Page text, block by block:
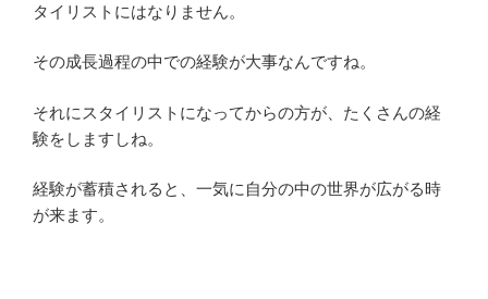
タイリストにはなりません。
その成長過程の中での経験が大事なんですね。
それにスタイリストになってからの方が、たくさんの経
験をしますしね。
経験が蓄積されると、一気に自分の中の世界が広がる時
が来ます。